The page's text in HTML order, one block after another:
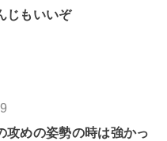
じもいいぞ
攻めの姿勢の時は強かっ